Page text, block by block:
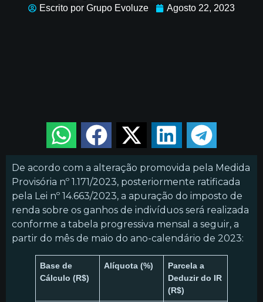
Escrito por Grupo Evoluze Agosto 22, 2023
De acordo com a alteração promovida pela Medida
Provisória nº 1.171/2023, posteriormente ratificada
pela Lei nº 14.663/2023, a apuração do imposto de
renda sobre os ganhos de indivíduos será realizada
conforme a tabela progressiva mensal a seguir, a
partir do mês de maio do ano-calendário de 2023:
Base de
Cálculo (R$)
Alíquota(%)
Parcela a
Deduzir do IR
(R$)